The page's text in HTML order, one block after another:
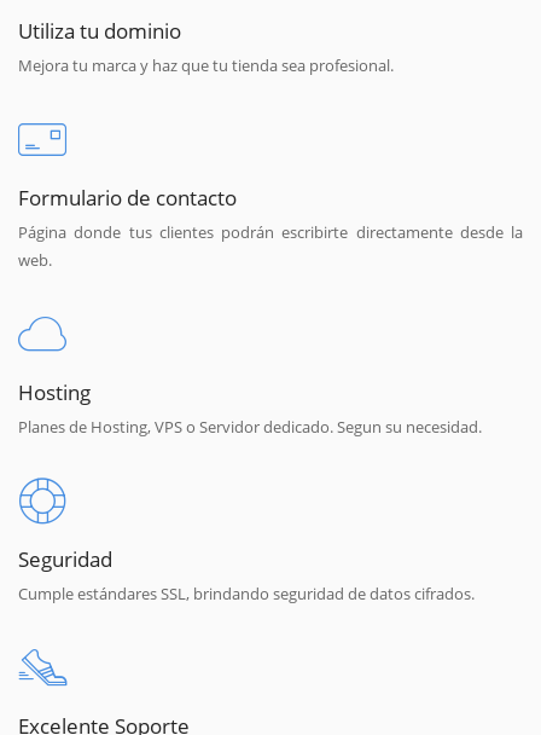
Utiliza tu dominio
Mejora tu marca y haz que tu tienda sea profesional.
Formulario de contacto
Página donde tus clientes podrán escribirte directamente desde la
web.
Hosting
Planes de Hosting, VPS o Servidor dedicado. Segun su necesidad.
Seguridad
Cumple estándares SSL, brindando seguridad de datos cifrados.
Excelente Soporte